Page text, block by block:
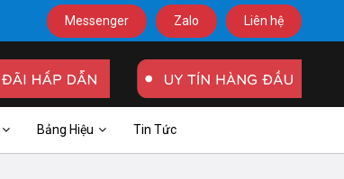
Messenger Zalo Liên hệ
Bảng Hiệu Tin Tức